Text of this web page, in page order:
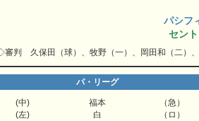
パシフ
セン
判 久保田（球）、牧野（一）、岡田和（二）
パ・リーグ
(中) 福本
（急）
(左)
白
（ロ）